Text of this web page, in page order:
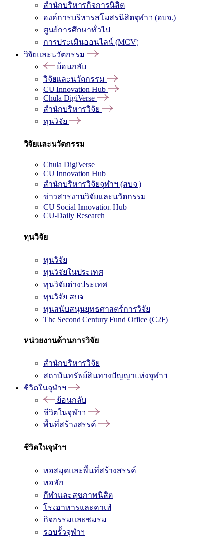
สำนักบริหารกิจการนิสิต
องค์การบริหารสโมสรนิสิตจุฬาฯ (อบจ.)
ศูนย์การศึกษาทั่วไป
การประเมินออนไลน์ (MCV)
วิจัยและนวัตกรรม
ย้อนกลับ
วิจัยและนวัตกรรม
CU Innovation Hub
Chula DigiVerse
สำนักบริหารวิจัย
ทุนวิจัย
วิจัยและนวัตกรรม
Chula DigiVerse
CU Innovation Hub
สำนักบริหารวิจัยจุฬาฯ (สบจ.)
ข่าวสารงานวิจัยและนวัตกรรม
CU Social Innovation Hub
CU-Daily Research
ทุนวิจัย
ทุนวิจัย
ทุนวิจัยในประเทศ
ทุนวิจัยต่างประเทศ
ทุนวิจัย สบจ.
ทุนสนับสนุนยุทธศาสตร์การวิจัย
The Second Century Fund Office (C2F)
หน่วยงานด้านการวิจัย
สำนักบริหารวิจัย
สถาบันทรัพย์สินทางปัญญาแห่งจุฬาฯ
ชีวิตในจุฬาฯ
ย้อนกลับ
ชีวิตในจุฬาฯ
พื้นที่สร้างสรรค์
ชีวิตในจุฬาฯ
หอสมุดและพื้นที่สร้างสรรค์
หอพัก
กีฬาและสุขภาพนิสิต
โรงอาหารและคาเฟ่
กิจกรรมและชมรม
รอบรั้วจุฬาฯ